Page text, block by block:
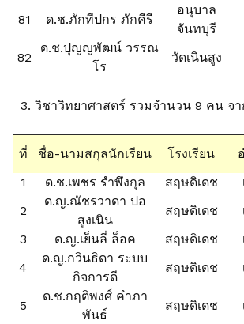
81 ด.ช.ภักทีปกร ภักคีรี
อนุบาล
จันทบุรี
82
ด.ช.ปุญญพัฒน์ วรรณ
โร
วัดเนินสูง
3. วิชาวิทยาศาสตร์ รวมจำนวน 9 คน จา
ที่ ชื่อ-นามสกุลนักเรียน โรงเรียน
1
ด.ช.เพชร รำพึงกุล สฤษดิเดช
2
ด.ญ.ณัชรวาดา ปอ
สูงเนิน
สฤษดิเดช
3
ด.ญ.เย็นลี่ ล็อค สฤษดิเดช
4
ด.ญ.กวินธิดา ระบบ
กิจการดี
สฤษดิเดช
5
ด.ช.กฤติพงศ์ คำภา
พันธ์
สฤษดิเดช